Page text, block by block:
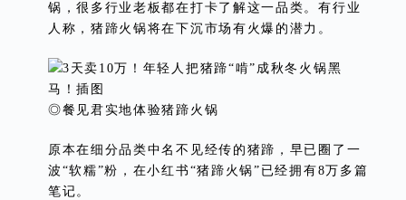
锅，很多行业老板都在打卡了解这一品类。有行业
人称，猪蹄火锅将在下沉市场有火爆的潜力。
◎餐见君实地体验猪蹄火锅
原本在细分品类中名不见经传的猪蹄，早已圈了一
波“软糯”粉，在小红书“猪蹄火锅”已经拥有8万多篇
笔记。